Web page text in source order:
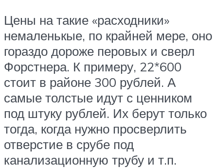
Цены на такие «расходники»
немаленькые, по крайней мере, оно
гораздо дороже перовых и сверл
Форстнера. К примеру, 22*600
стоит в районе 300 рублей. А
самые толстые идут с ценником
под штуку рублей. Их берут только
тогда, когда нужно просверлить
отверстие в срубе под
канализационную трубу и т.п.